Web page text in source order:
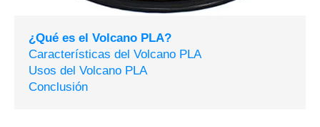
¿Qué es el Volcano PLA?
Características del Volcano PLA
Usos del Volcano PLA
Conclusión